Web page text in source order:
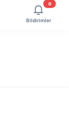
Bildirimler
0